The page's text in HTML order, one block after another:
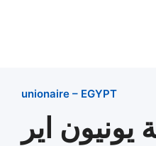
unionaire – EGYPT
اير